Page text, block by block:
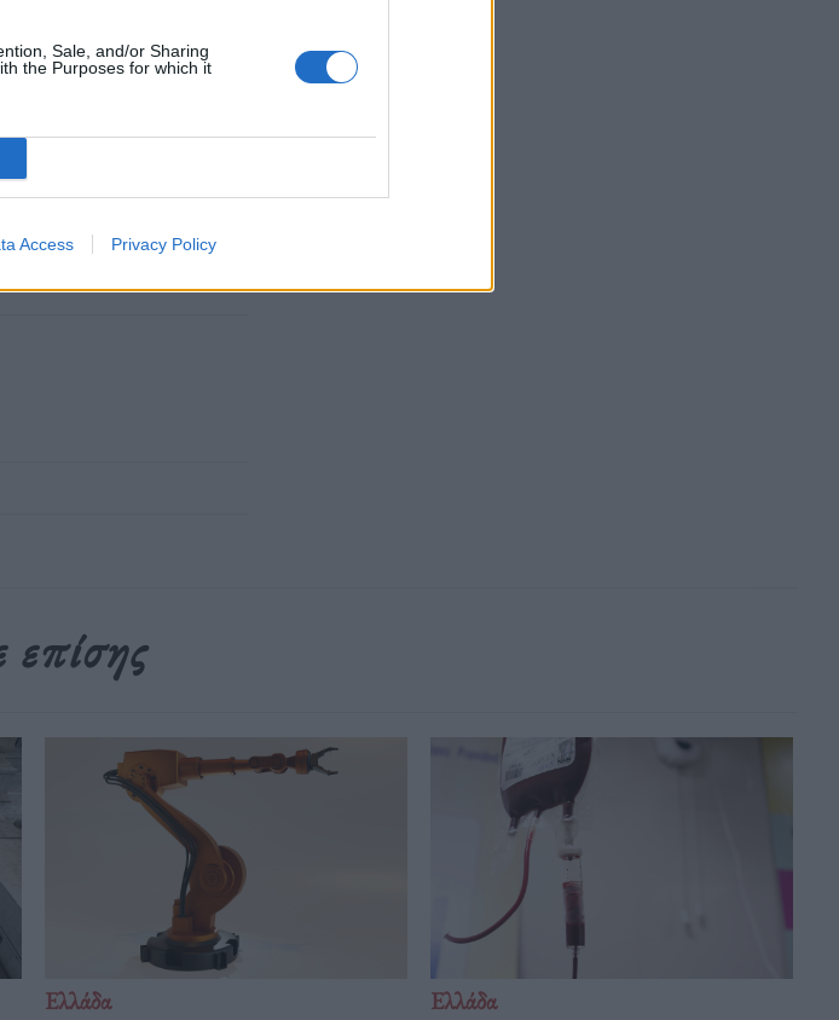
Sale, and/or Sharing
the Purposes for which it
Access Privacy Policy
επίσης
Ελλάδα Ελλάδα